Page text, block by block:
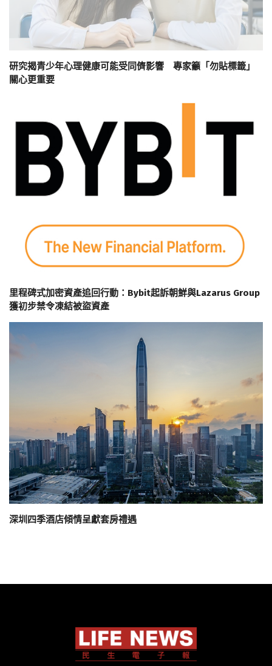
研究揭青少年心理健康可能受同儕影響 專家籲「勿貼標籤」
關心更重要
里程碑式加密資產追回行動：Bybit起訴朝鮮與Lazarus Group
獲初步禁令凍結被盜資產
深圳四季酒店傾情呈獻套房禮遇